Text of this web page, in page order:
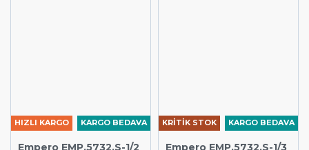
KARGO BEDAVA
HIZLI KARGO
Empero EMP.5732.S-1/2
KARGO BEDAVA
KRİTİK STOK
Empero EMP.5732.S-1/3